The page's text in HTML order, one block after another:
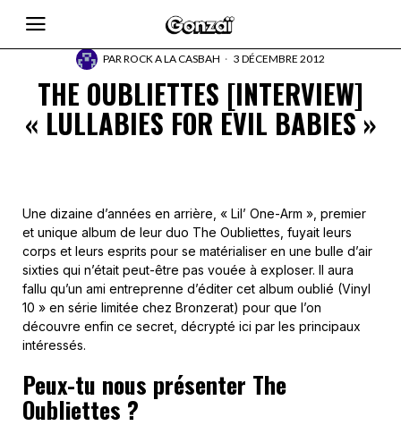
PARROCK A LA CASBAH 3 DÉCEMBRE 2012
THE OUBLIETTES [INTERVIEW]
« LULLABIES FOR EVIL BABIES »
Une dizaine d’années en arrière, « Lil’ One-Arm », premier
et unique album de leur duo The Oubliettes, fuyait leurs
corps et leurs esprits pour se matérialiser en une bulle d’air
sixties qui n’était peut-être pas vouée à exploser. Il aura
fallu qu’un ami entreprenne d’éditer cet album oublié (Vinyl
10 » en série limitée chez Bronzerat) pour que l’on
découvre enfin ce secret, décrypté ici par les principaux
intéressés.
Peux-tu nous présenter The
Oubliettes ?